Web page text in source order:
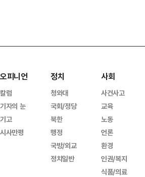
오피니언
칼럼
기자의 눈
기고
시사만평
정치
청와대
국회/정당
북한
행정
국방/외교
정치일반
사회
사건사고
교육
노동
언론
환경
인권/복지
식품/의료